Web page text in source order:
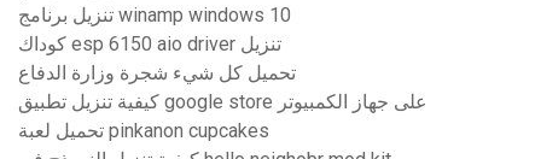
تنزيل برنامج winamp windows 10
كوداك esp 6150 aio driver تنزيل
تحميل كل شيء شجرة وزارة الدفاع
كيفية تنزيل تطبيق google store على جهاز الكمبيوتر
تحميل لعبة pinkanon cupcakes